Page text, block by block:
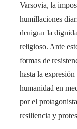
Varsovia, la
humillaciones
denigrar la
religioso. Ante
formas de
hasta la
humanidad en
por el
resiliencia y